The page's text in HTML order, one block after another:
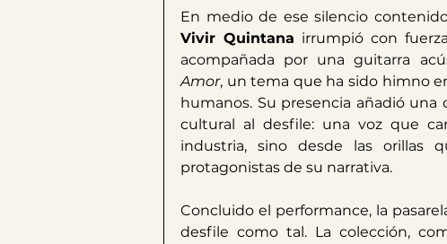
Vivir Quintana irrumpió con
acompañada por una guitarra
Amor, un tema que ha sido himno
humanos. Su presencia añadió
cultural al desfile: una voz que
industria, sino desde las orillas
protagonistas de su narrativa.
Concluido el performance, la
desfile como tal. La colección,